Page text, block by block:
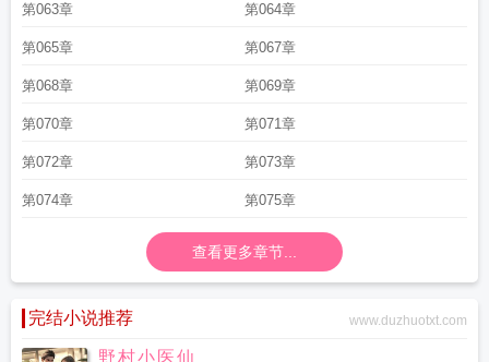
第063章 第064章
第065章 第067章
第068章 第069章
第070章 第071章
第072章 第073章
第074章 第075章
查看更多章节...
完结小说推荐 www.duzhuotxt.com
野村小医仙